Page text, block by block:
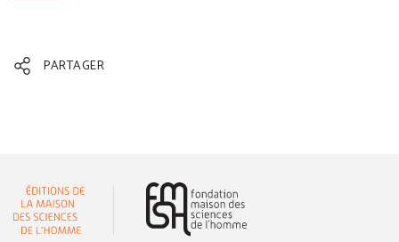
PARTAGER